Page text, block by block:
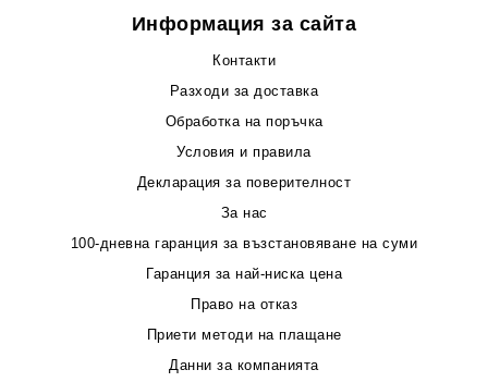
Информация за сайта
Контакти
Разходи за доставка
Обработка на поръчка
Условия и правила
Декларация за поверителност
За нас
100-дневна гаранция за възстановяване на суми
Гаранция за най-ниска цена
Право на отказ
Приети методи на плащане
Данни за компанията